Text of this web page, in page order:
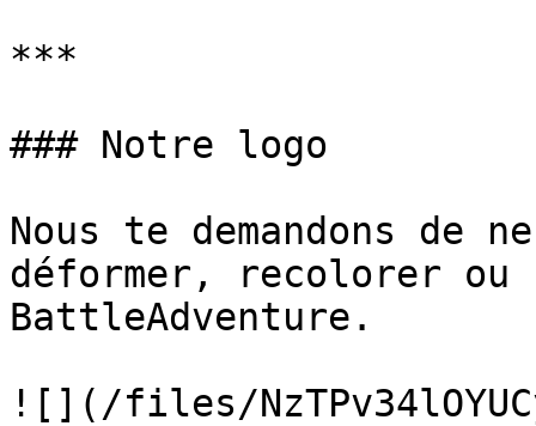
***
### Notre logo
Nous te demandons de
déformer, recolorer
BattleAdventure.
![](/files/